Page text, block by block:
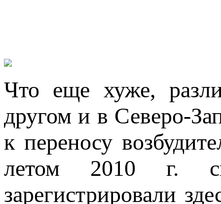
Что еще хуже,
другом и в Северо-
к переносу
летом 2010 г.
зарегистрировали